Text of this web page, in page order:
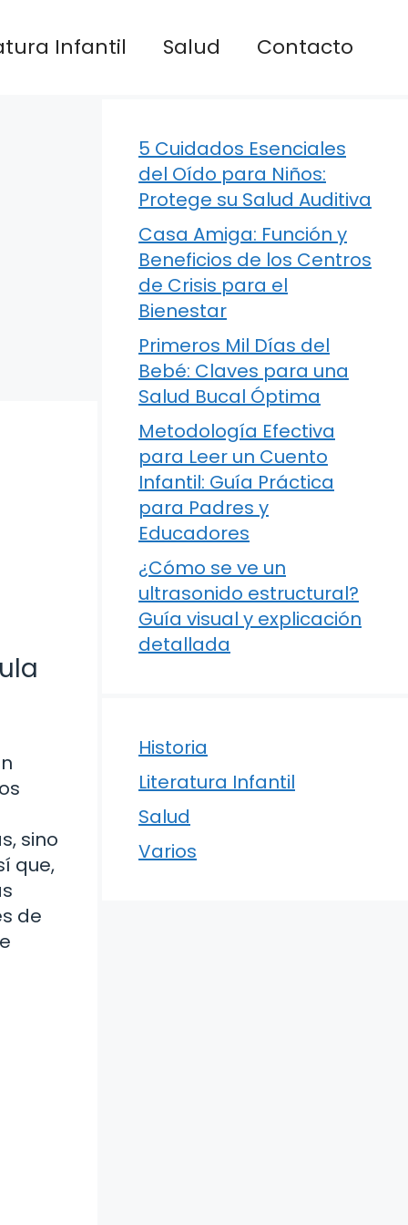
Infantil Salud Contacto
sino
que,
de
5 Cuidados Esenciales
del Oído para Niños:
Protege su Salud Auditiva
Casa Amiga: Función y
Beneficios de los Centros
de Crisis para el
Bienestar
Primeros Mil Días del
Bebé: Claves para una
Salud Bucal Óptima
Metodología Efectiva
para Leer un Cuento
Infantil: Guía Práctica
para Padres y
Educadores
¿Cómo se ve un
ultrasonido estructural?
Guía visual y explicación
detallada
Historia
Literatura Infantil
Salud
Varios